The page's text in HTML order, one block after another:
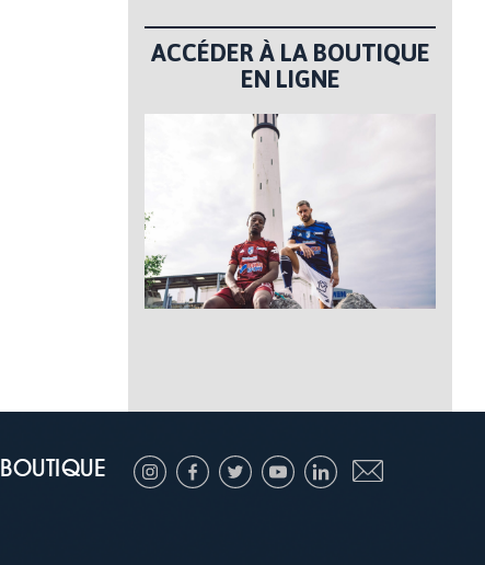
ACCÉDER À LA BOUTIQUE
EN LIGNE
BOUTIQUE